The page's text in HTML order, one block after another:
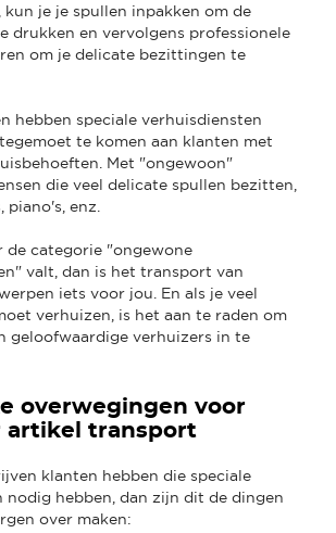
je je spullen inpakken om de
drukken en vervolgens professionele
om je delicate bezittingen te
hebben speciale verhuisdiensten
te komen aan klanten met
Met "ongewoon"
die veel delicate spullen bezitten,
piano's, enz.
de categorie "ongewone
valt, dan is het transport van
iets voor jou. En als je veel
verhuizen, is het aan te raden om
geloofwaardige verhuizers in te
overwegingen voor
artikel transport
klanten hebben die speciale
nodig hebben, dan zijn dit de dingen
over maken: